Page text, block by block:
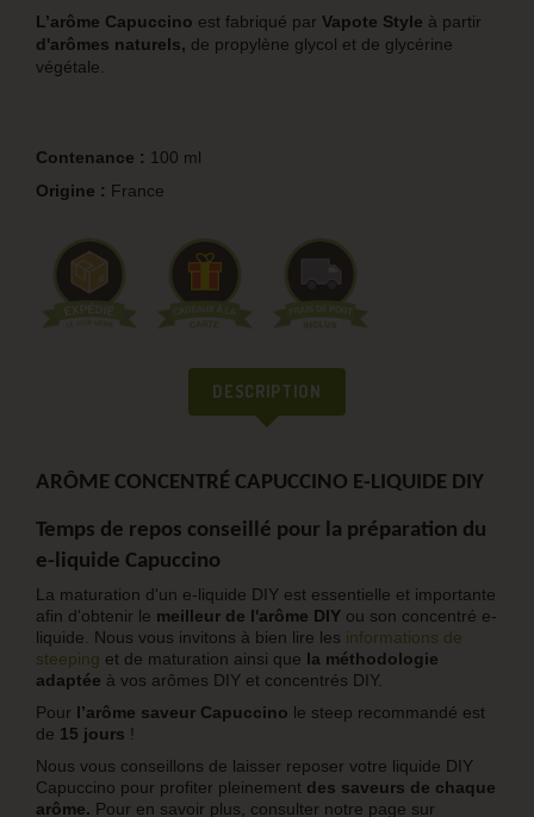
L’arôme Capuccino est fabriqué par Vapote Style à partir
d'arômes naturels, de propylène glycol et de glycérine
végétale.
Contenance : 100 ml
Origine : France
DESCRIPTION
ARÔME CONCENTRÉ CAPUCCINO E-LIQUIDE DIY
Temps de repos conseillé pour la préparation du
e-liquide Capuccino
La maturation d'un e-liquide DIY est essentielle et importante
afin d'obtenir le meilleur de l'arôme DIY ou son concentré e-
liquide. Nous vous invitons à bien lire les informations de
steeping et de maturation ainsi que la méthodologie
adaptée à vos arômes DIY et concentrés DIY.
Pour l’arôme saveur Capuccino le steep recommandé est
de 15 jours !
Nous vous conseillons de laisser reposer votre liquide DIY
Capuccino pour profiter pleinement des saveurs de chaque
arôme. Pour en savoir plus, consulter notre page sur